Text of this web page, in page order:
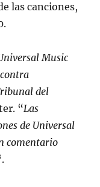
las canciones,
Music
del
“Las
de Universal
comentario